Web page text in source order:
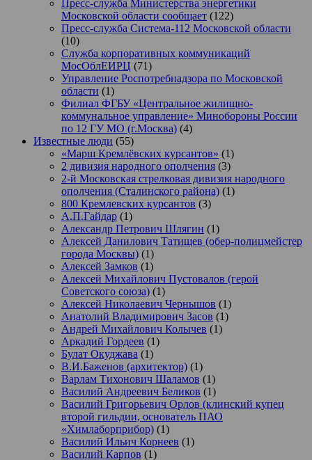
Пресс-служба Министерства энергетики
Московской области сообщает (122)
Пресс-служба Система-112 Московской области
(10)
Служба корпоративных коммуникаций
МосОблЕИРЦ (71)
Управление Роспотребнадзора по Московской
области (1)
Филиал ФГБУ «Центральное жилищно-
коммунальное управление» Минобороны России
по 12 ГУ МО (г.Москва) (4)
Известные люди (55)
«Марш Кремлёвских курсантов» (1)
2 дивизия народного ополчения (3)
2-й Московская стрелковая дивизия народного
ополчения (Сталинского района) (1)
800 Кремлевских курсантов (3)
А.П.Гайдар (1)
Александр Петрович Шлягин (1)
Алексей Данилович Татищев (обер-полицмейстер
города Москвы) (1)
Алексей Замков (1)
Алексей Михайлович Пустовалов (герой
Советского союза) (1)
Алексей Николаевич Чернышов (1)
Анатолий Владимирович Засов (1)
Андрей Михайлович Колычев (1)
Аркадий Гордеев (1)
Булат Окуджава (1)
В.И.Баженов (архитектор) (1)
Варлам Тихонович Шаламов (1)
Василий Андреевич Беликов (1)
Василий Григорьевич Орлов (клинский купец
второй гильдии, основатель ПАО
«Химлаборприбор) (1)
Василий Ильич Корнеев (1)
Василий Карпов (1)